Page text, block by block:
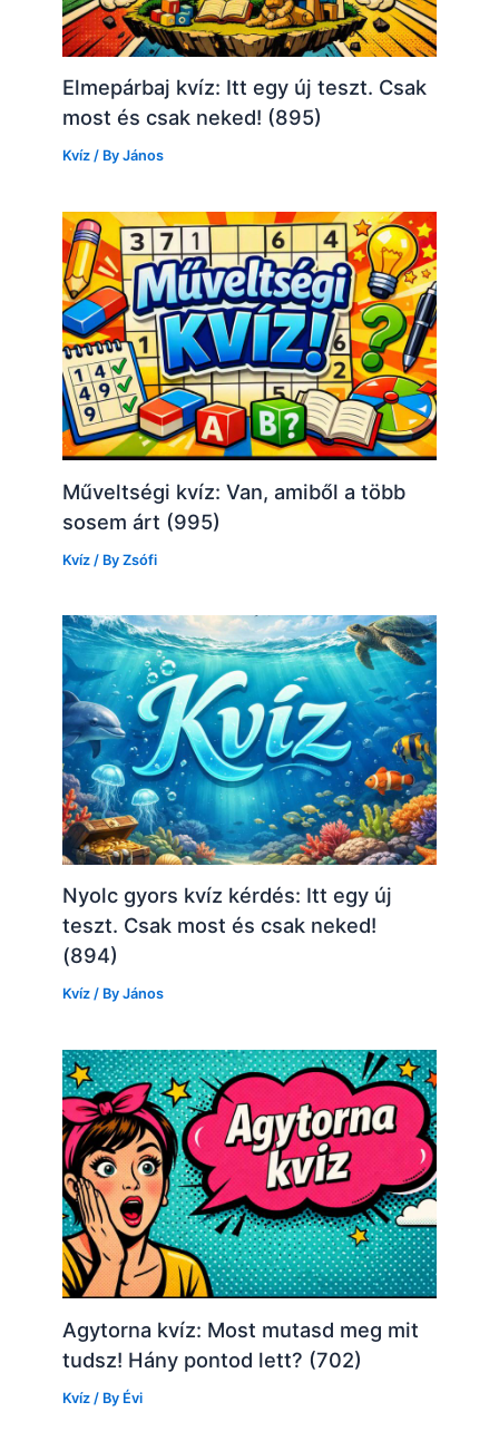
Elmepárbaj kvíz: Itt egy új teszt. Csak
most és csak neked! (895)
Kvíz / ByJános
Műveltségi kvíz: Van, amiből a több
sosem árt (995)
Kvíz / ByZsófi
Nyolc gyors kvíz kérdés: Itt egy új
teszt. Csak most és csak neked!
(894)
Kvíz / ByJános
Agytorna kvíz: Most mutasd meg mit
tudsz! Hány pontod lett? (702)
Kvíz / By Évi